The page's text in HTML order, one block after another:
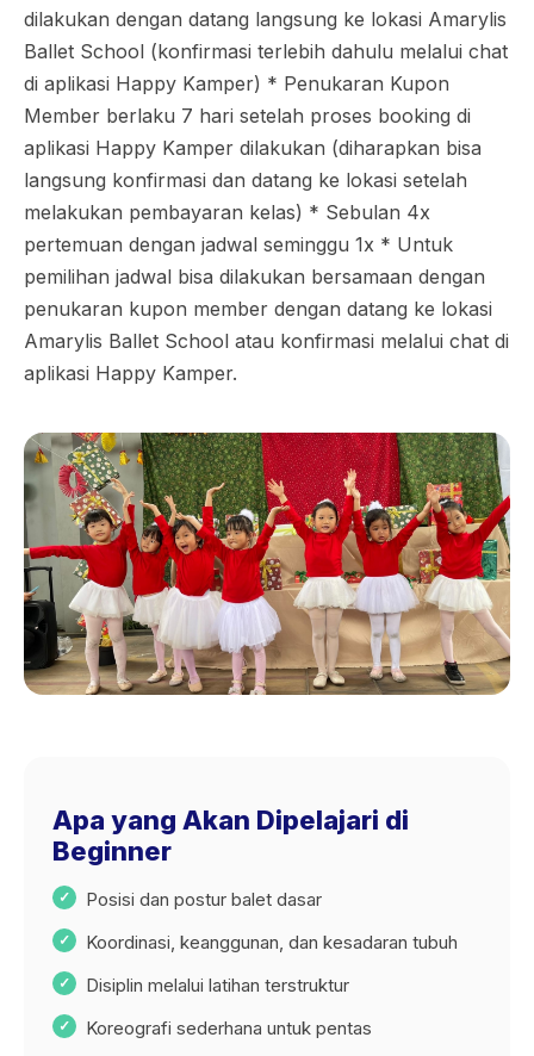
dilakukan dengan datang langsung ke lokasi Amarylis
Ballet School (konfirmasi terlebih dahulu melalui chat
di aplikasi Happy Kamper) * Penukaran Kupon
Member berlaku 7 hari setelah proses booking di
aplikasi Happy Kamper dilakukan (diharapkan bisa
langsung konfirmasi dan datang ke lokasi setelah
melakukan pembayaran kelas) * Sebulan 4x
pertemuan dengan jadwal seminggu 1x * Untuk
pemilihan jadwal bisa dilakukan bersamaan dengan
penukaran kupon member dengan datang ke lokasi
Amarylis Ballet School atau konfirmasi melalui chat di
aplikasi Happy Kamper.
Apa yang Akan Dipelajari di
Beginner
Posisi dan postur balet dasar
Koordinasi, keanggunan, dan kesadaran tubuh
Disiplin melalui latihan terstruktur
Koreografi sederhana untuk pentas